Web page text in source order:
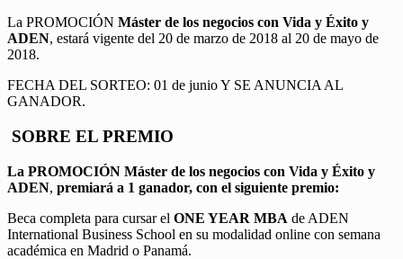
La PROMOCIÓN Máster de los negocios con Vida y Éxito y
ADEN, estará vigente del 20 de marzo de 2018 al 20 de mayo de
2018.
FECHA DEL SORTEO: 01 de junio Y SE ANUNCIA AL
GANADOR.
SOBRE EL PREMIO
La PROMOCIÓN Máster de los negocios con Vida y Éxito y
ADEN, premiará a 1 ganador, con el siguiente premio:
Beca completa para cursar el ONE YEAR MBA de ADEN
International Business School en su modalidad online con semana
académica en Madrid o Panamá.